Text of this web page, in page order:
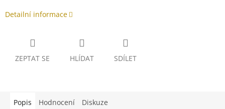
Detailní informace
ZEPTAT SE HLÍDAT SDÍLET
Popis Hodnocení Diskuze